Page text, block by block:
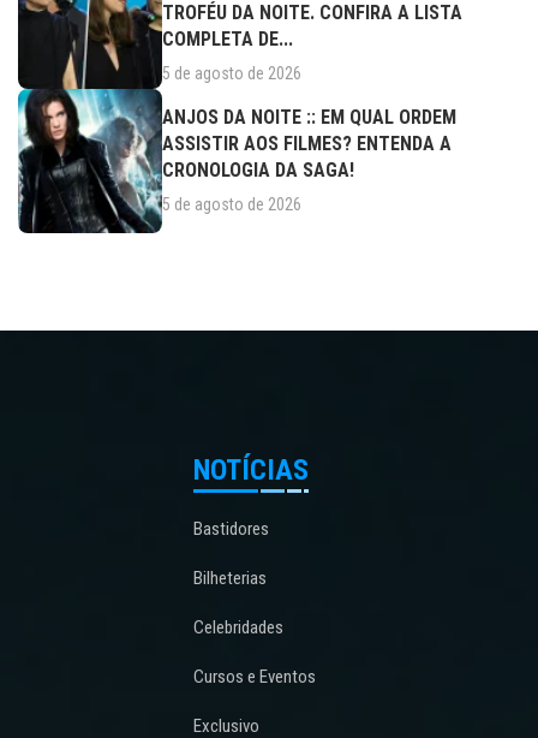
TROFÉU DA NOITE. CONFIRA A LISTA
COMPLETA DE...
5 de agosto de 2026
ANJOS DA NOITE :: EM QUAL ORDEM
ASSISTIR AOS FILMES? ENTENDA A
CRONOLOGIA DA SAGA!
5 de agosto de 2026
NOTÍCIAS
Bastidores
Bilheterias
Celebridades
Cursos e Eventos
Exclusivo